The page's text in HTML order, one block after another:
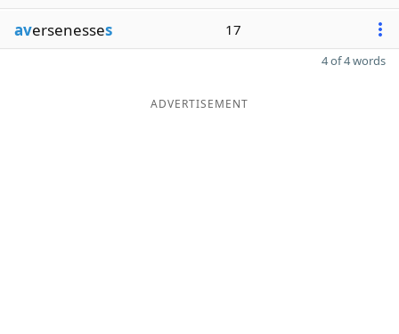
aversenesses 17
4 of 4 words
ADVERTISEMENT